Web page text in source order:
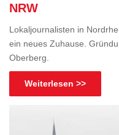
NRW
Lokaljournalisten in
ein neues Zuhause.
Oberberg.
Weiterlesen >>